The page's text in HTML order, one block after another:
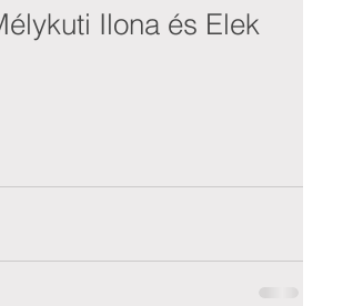
Ilona és Elek